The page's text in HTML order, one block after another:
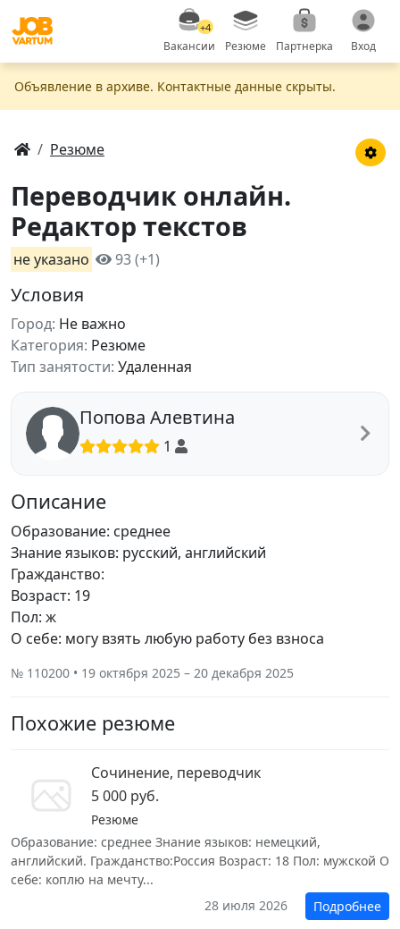
+4
Вакансии Резюме Партнерка Вход
Объявление в apxивe. Контактные данные скрыты.
Резюме
Переводчик онлайн.
Редактор текстов
не указано 93 (+1)
Условия
Город: Не важно
Категория: Резюме
Тип занятости: Удаленная
Попова Алевтина
1
Описание
Образование: среднее
Знание языков: русский, английский
Гражданство:
Возраст: 19
Пол: ж
О себе: могу взять любую работу без взноса
№ 110200 • 19 октября 2025 – 20 декабря 2025
Похожие резюме
Сочинение, переводчик
5 000 руб.
Резюме
Образование: среднее Знание языков: немецкий,
английский. Гражданство:Россия Возраст: 18 Пол: мужской О
себе: коплю на мечту...
28 июля 2026
Подробнее